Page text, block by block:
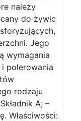
należy
do żywic
Jego
wymagania
polerowania
rodzaju
A; –
Właściwości: